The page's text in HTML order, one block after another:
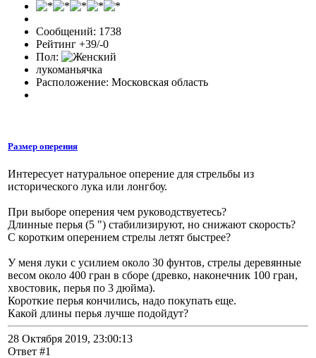
Сообщений: 1738
Рейтинг +39/-0
Пол:
лукоманьячка
Расположение: Московская область
Размер оперения
Интересует натуральное оперение для стрельбы из
исторического лука или лонгбоу.
При выборе оперения чем руководствуетесь?
Длинные перья (5 ") стабилизируют, но снижают скорость?
С коротким оперением стрелы летят быстрее?
У меня луки с усилием около 30 фунтов, стрелы деревянные
весом около 400 гран в сборе (древко, наконечник 100 гран,
хвостовик, перья по 3 дюйма).
Короткие перья кончились, надо покупать еще.
Какой длины перья лучше подойдут?
28 Октября 2019, 23:00:13
Ответ #1